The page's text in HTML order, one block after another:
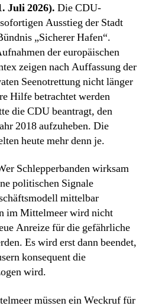
Juli 2026). Die CDU-
Ausstieg der Stadt
„Sicherer Hafen“.
der europäischen
zeigen nach Auffassung der
Seenotrettung nicht länger
Hilfe betrachtet werden
die CDU beantragt, den
2018 aufzuheben. Die
heute mehr denn je.
Schlepperbanden wirksam
politischen Signale
mittelbar
im Mittelmeer wird nicht
Anreize für die gefährliche
Es wird erst dann beendet,
konsequent die
wird.
müssen ein Weckruf für